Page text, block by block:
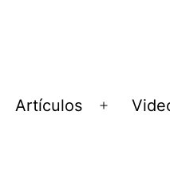
Artículos
Abrir